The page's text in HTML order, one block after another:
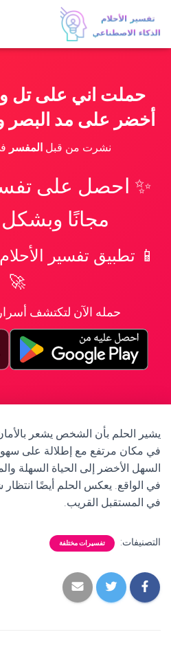
حملت اني على تل
أخضر على مد البصر
نشرت من قبل المفسر
✨ احصل على
مجانًا
🚀
حمله الآن لتكتشف
يشير الحلم بأن الشخص يشعر
في مكان مرتفع مع إطلالة على
السهل الأخضر إلى الحياة السهلة
في الواقع. يعكس الحلم أيضًا انتظار
في المستقبل القريب.
التصنيفات: تفسيرات مختلفة